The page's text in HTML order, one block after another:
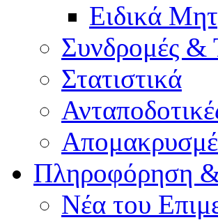
Ειδικά
Συνδρομές &
Στατιστικά
Πληροφόρηση
Νέα του